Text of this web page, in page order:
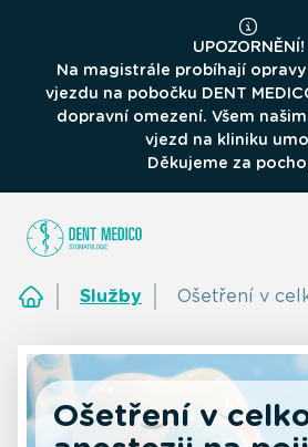
UPOZORNĚNÍ!
Na magistrále probíhají opravy
vjezdu na pobočku DENT
dopravní omezení. Všem
vjezd na kliniku
Děkujeme za
Služby Ošetření v
Ošetření v